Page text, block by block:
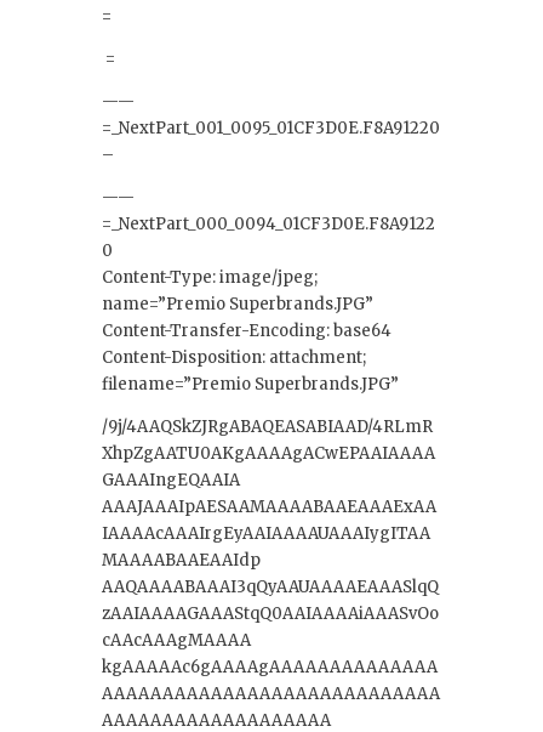
=
=
——
=_NextPart_001_0095_01CF3D0E.F8A91220
–
——
=_NextPart_000_0094_01CF3D0E.F8A9122
0
Content-Type: image/jpeg;
name=”Premio Superbrands.JPG”
Content-Transfer-Encoding: base64
Content-Disposition: attachment;
filename=”Premio Superbrands.JPG”
/9j/4AAQSkZJRgABAQEASABIAAD/4RLmR
XhpZgAATU0AKgAAAAgACwEPAAIAAAA
GAAAIngEQAAIA
AAAJAAAIpAESAAMAAAABAAEAAAExAA
IAAAAcAAAIrgEyAAIAAAAUAAAIygITAA
MAAAABAAEAAIdp
AAQAAAABAAAI3qQyAAUAAAAEAAASlqQ
zAAIAAAAGAAAStqQ0AAIAAAAiAAASvOo
cAAcAAAgMAAAA
kgAAAAAc6gAAAAgAAAAAAAAAAAAAA
AAAAAAAAAAAAAAAAAAAAAAAAAAAA
AAAAAAAAAAAAAAAAAAA